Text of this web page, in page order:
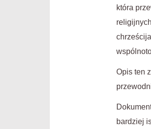
która
Opis ten
bardziej